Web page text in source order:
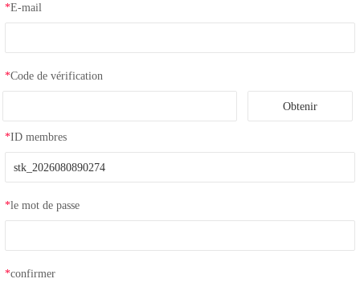
*E-mail
*Code de vérification
*ID membres
*le mot de passe
*confirmer